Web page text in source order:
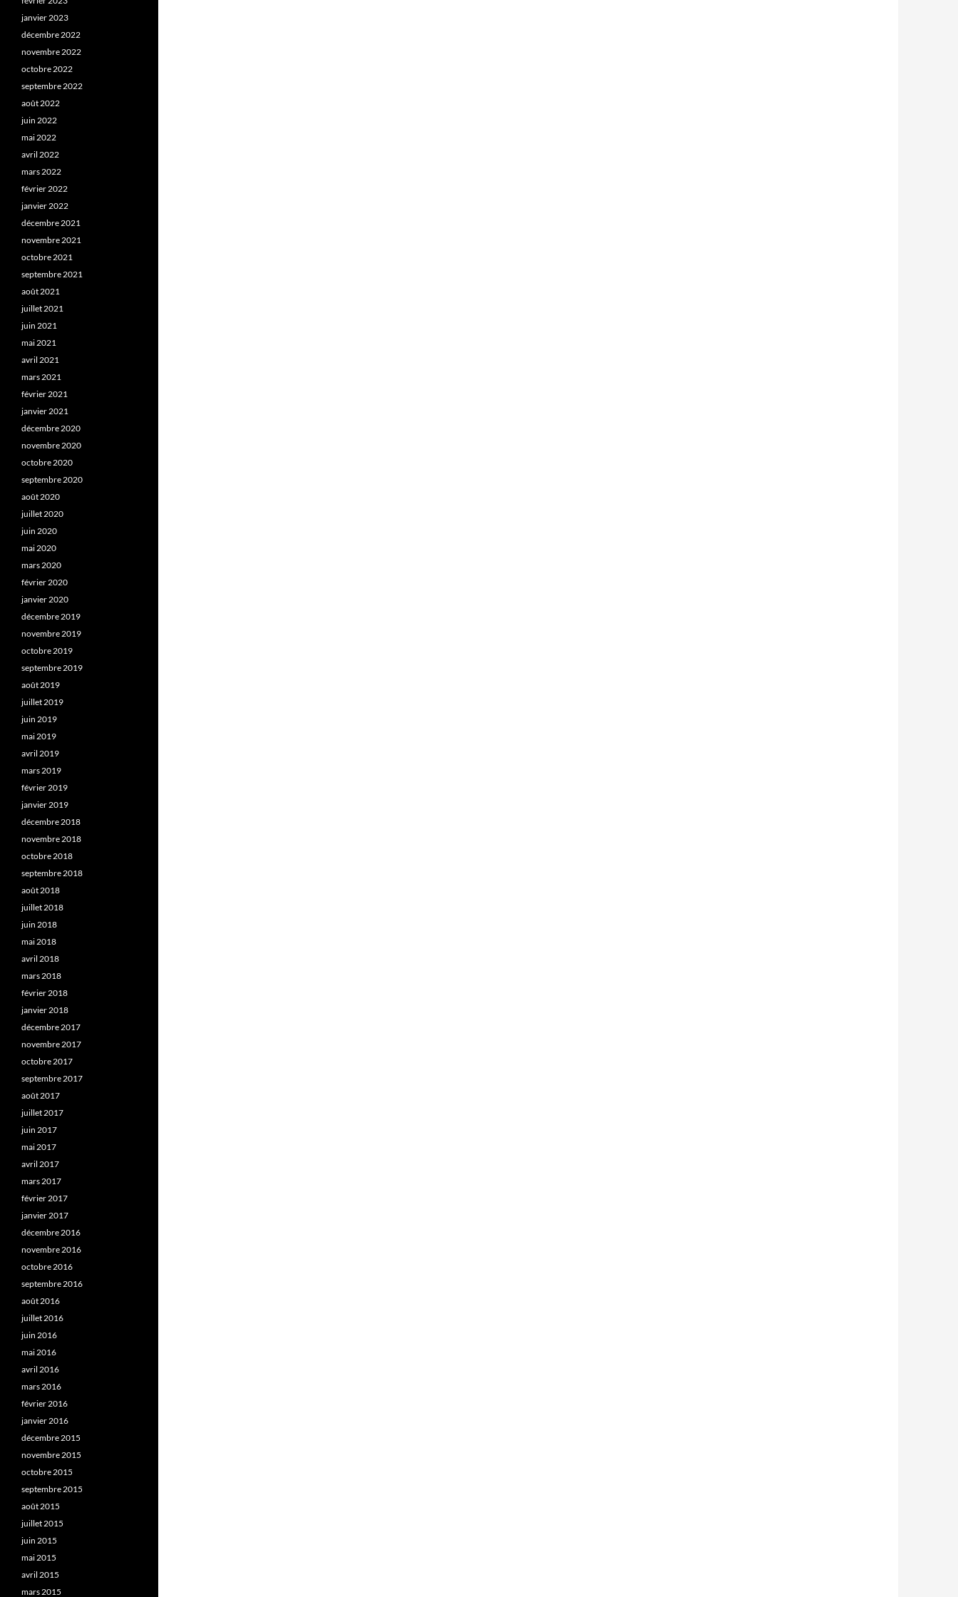
janvier 2023
décembre 2022
novembre 2022
octobre 2022
septembre 2022
août 2022
juin 2022
mai 2022
avril 2022
mars 2022
février 2022
janvier 2022
décembre 2021
novembre 2021
octobre 2021
septembre 2021
août 2021
juillet 2021
juin 2021
mai 2021
avril 2021
mars 2021
février 2021
janvier 2021
décembre 2020
novembre 2020
octobre 2020
septembre 2020
août 2020
juillet 2020
juin 2020
mai 2020
mars 2020
février 2020
janvier 2020
décembre 2019
novembre 2019
octobre 2019
septembre 2019
août 2019
juillet 2019
juin 2019
mai 2019
avril 2019
mars 2019
février 2019
janvier 2019
décembre 2018
novembre 2018
octobre 2018
septembre 2018
août 2018
juillet 2018
juin 2018
mai 2018
avril 2018
mars 2018
février 2018
janvier 2018
décembre 2017
novembre 2017
octobre 2017
septembre 2017
août 2017
juillet 2017
juin 2017
mai 2017
avril 2017
mars 2017
février 2017
janvier 2017
décembre 2016
novembre 2016
octobre 2016
septembre 2016
août 2016
juillet 2016
juin 2016
mai 2016
avril 2016
mars 2016
février 2016
janvier 2016
décembre 2015
novembre 2015
octobre 2015
septembre 2015
août 2015
juillet 2015
juin 2015
mai 2015
avril 2015
mars 2015